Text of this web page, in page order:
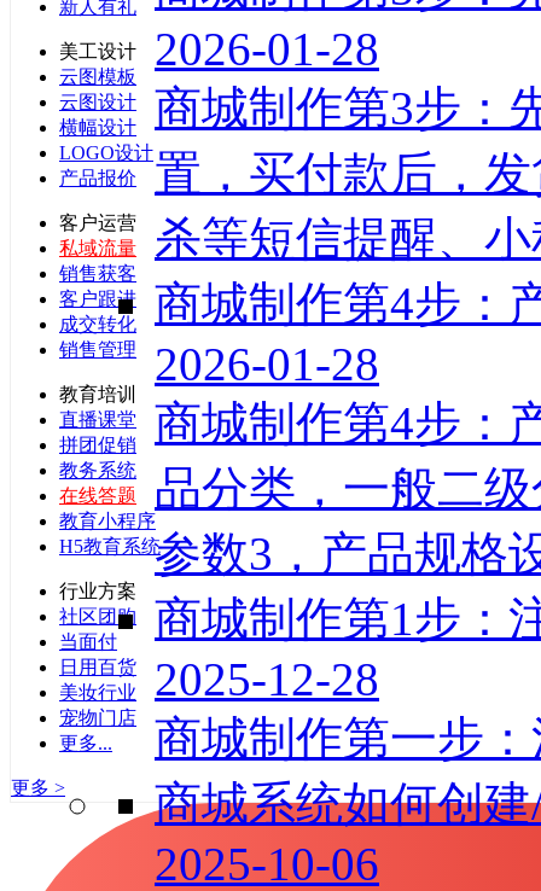
新人有礼
美工设计
云图模板
云图设计
横幅设计
LOGO设计
产品报价
客户运营
私域流量
销售获客
客户跟进
成交转化
销售管理
教育培训
直播课堂
拼团促销
教务系统
在线答题
教育小程序
H5教育系统
行业方案
社区团购
当面付
日用百货
美妆行业
宠物门店
更多...
更多 >
2026-01-28
商城制作第3步：
置，买付款后，
杀等短信提醒、
商城制作第4步：
2026-01-28
商城制作第4步：
品分类，一般二
参数3，产品规格
商城制作第1步：
2025-12-28
商城制作第一步
商城系统如何创
2025-10-06